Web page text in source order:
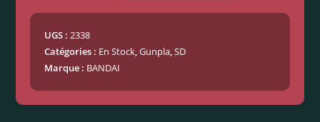
UGS :2338
Catégories : En Stock,Gunpla,SD
Marque : BANDAI